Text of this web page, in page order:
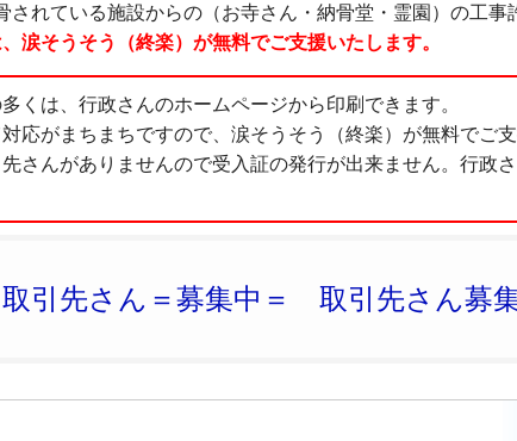
されている施設からの（お寺さん・納骨堂・霊園）の工事
涙そうそう（終楽）が無料でご支援いたします。
くは、行政さんのホームページから印刷できます。
応がまちまちですので、涙そうそう（終楽）が無料でご支
さんがありませんので受入証の発行が出来ません。行政
引先さん＝募集中＝ 取引先さん募